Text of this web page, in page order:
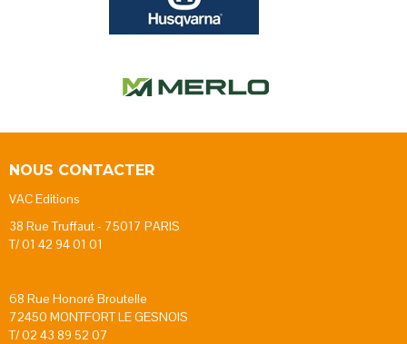
NOUS CONTACTER
VAC Editions
38 Rue Truffaut - 75017 PARIS
T/ 01 42 94 01 01
68 Rue Honoré Broutelle
72450 MONTFORT LE GESNOIS
T/ 02 43 89 52 07